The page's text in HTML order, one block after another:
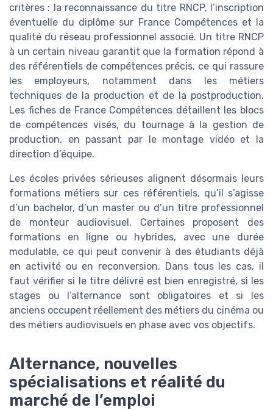
critères : la reconnaissance du titre RNCP, l’inscription
éventuelle du diplôme sur France Compétences et la
qualité du réseau professionnel associé. Un titre RNCP
à un certain niveau garantit que la formation répond à
des référentiels de compétences précis, ce qui rassure
les employeurs, notamment dans les métiers
techniques de la production et de la postproduction.
Les fiches de France Compétences détaillent les blocs
de compétences visés, du tournage à la gestion de
production, en passant par le montage vidéo et la
direction d’équipe.
Les écoles privées sérieuses alignent désormais leurs
formations métiers sur ces référentiels, qu’il s’agisse
d’un bachelor, d’un master ou d’un titre professionnel
de monteur audiovisuel. Certaines proposent des
formations en ligne ou hybrides, avec une durée
modulable, ce qui peut convenir à des étudiants déjà
en activité ou en reconversion. Dans tous les cas, il
faut vérifier si le titre délivré est bien enregistré, si les
stages ou l’alternance sont obligatoires et si les
anciens occupent réellement des métiers du cinéma ou
des métiers audiovisuels en phase avec vos objectifs.
Alternance, nouvelles
spécialisations et réalité du
marché de l’emploi